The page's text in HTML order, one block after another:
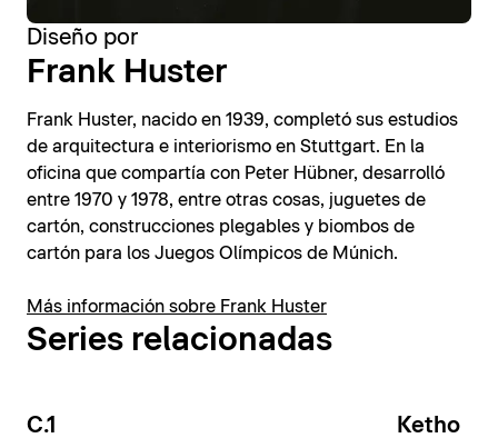
Diseño por
Frank Huster
Frank Huster, nacido en 1939, completó sus estudios
de arquitectura e interiorismo en Stuttgart. En la
oficina que compartía con Peter Hübner, desarrolló
entre 1970 y 1978, entre otras cosas, juguetes de
cartón, construcciones plegables y biombos de
cartón para los Juegos Olímpicos de Múnich.
Más información sobre Frank Huster
Series relacionadas
C.1 Ketho